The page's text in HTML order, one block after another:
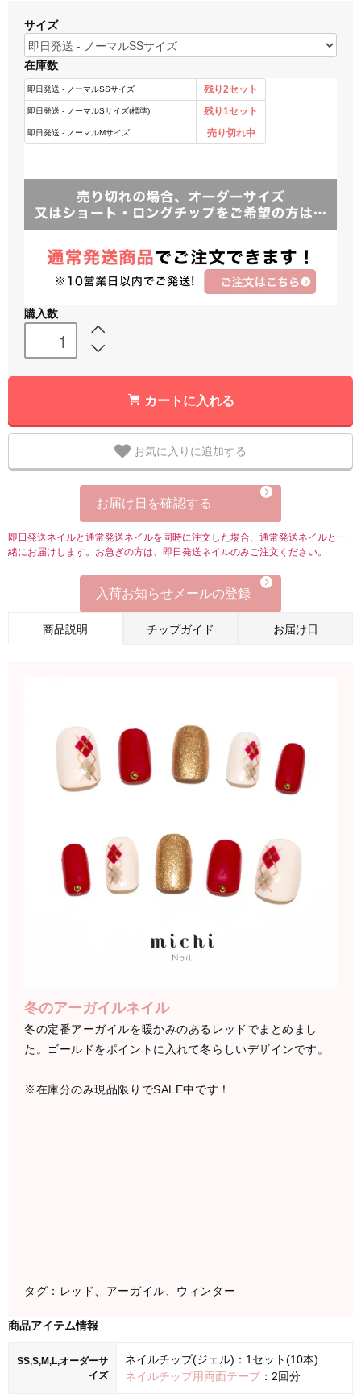
サイズ
在庫数
購入数
カートに入れる
お気に入りに追加する
お届け日を確認する
即日発送ネイルと通常発送ネイルを同時に注文した場合、通常発送ネイルと一
緒にお届けします。お急ぎの方は、即日発送ネイルのみご注文ください。
入荷お知らせメールの登録
商品説明 チップガイド お届け日
冬のアーガイルネイル
冬の定番アーガイルを暖かみのあるレッドでまとめまし
た。ゴールドをポイントに入れて冬らしいデザインです。
※在庫分のみ現品限りでSALE中です！
タグ：レッド、アーガイル、ウィンター
商品アイテム情報
SS,S,M,L,オーダーサ
イズ
ネイルチップ(ジェル)：1セット(10本)
ネイルチップ用両面テープ：2回分